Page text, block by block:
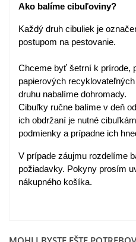
Ako balíme cibuľoviny?
Každý druh cibuliek je
postupom na pestovanie.
Chceme byť šetrní k prírode,
papierových
druhu nabalíme dohromady.
Cibuľky ručne balíme v deň
ich obdržaní je nutné
podmienky a prípadne ich
V prípade záujmu rozdelíme
požiadavky. Pokyny prosím
nákupného košíka.